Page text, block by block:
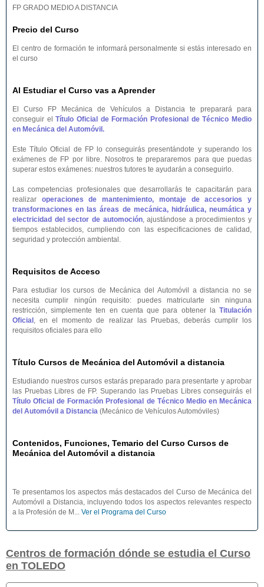
FP GRADO MEDIO A DISTANCIA
Precio del Curso
El centro de formación te informará personalmente si estás interesado en
el curso
Al Estudiar el Curso vas a Aprender
El Curso FP Mecánica de Vehículos a Distancia te preparará para
conseguir elTítulo Oficial de Formación Profesional de Técnico Medio
en Mecánica del Automóvil.
Este Título Oficial de FP lo conseguirás presentándote y superando los
exámenes de FP por libre. Nosotros te prepararemos para que puedas
superar estos exámenes: nuestros tutores te ayudarán a conseguirlo.
Las competencias profesionales que desarrollarás te capacitarán para
realizar operaciones de mantenimiento, montaje de accesorios y
transformaciones en las áreas de mecánica, hidráulica, neumática y
electricidad del sector de automoción, ajustándose a procedimientos y
tiempos establecidos, cumpliendo con las especificaciones de calidad,
seguridad y protección ambiental.
Requisitos de Acceso
Para estudiar los cursos de Mecánica del Automóvil a distancia no se
necesita cumplir ningún requisito: puedes matricularte sin ninguna
restricción, simplemente ten en cuenta que para obtener la Titulación
Oficial , en el momento de realizar las Pruebas, deberás cumplir los
requisitos oficiales para ello
Título Cursos de Mecánica del Automóvil a distancia
Estudiando nuestros cursos estarás preparado para presentarte y aprobar
las Pruebas Libres de FP. Superando las Pruebas Libres conseguirás el
Título Oficial de Formación Profesional de Técnico Medio en Mecánica
del Automóvil a Distancia (Mecánico de Vehículos Automóviles)
Contenidos, Funciones, Temario del Curso Cursos de
Mecánica del Automóvil a distancia
Te presentamos los aspectos más destacados del Curso de Mecánica del
Automóvil a Distancia, incluyendo todos los aspectos relevantes respecto
a la Profesión de M... Ver el Programa del Curso
Centros de formación dónde se estudia el Curso
en TOLEDO